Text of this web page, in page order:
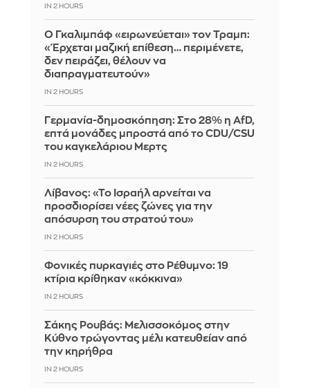
IN 2 HOURS
Ο Γκαλιμπάφ «ειρωνεύεται» τον Τραμπ:
«Έρχεται μαζική επίθεση… περιμένετε,
δεν πειράζει, θέλουν να
διαπραγματευτούν»
IN 2 HOURS
Γερμανία-δημοσκόπηση: Στο 28% η AfD,
επτά μονάδες μπροστά από το CDU/CSU
του καγκελάριου Μερτς
IN 2 HOURS
Λίβανος: «Το Ισραήλ αρνείται να
προσδιορίσει νέες ζώνες για την
απόσυρση του στρατού του»
IN 2 HOURS
Φονικές πυρκαγιές στο Ρέθυμνο: 19
κτίρια κρίθηκαν «κόκκινα»
IN 2 HOURS
Σάκης Ρουβάς: Μελισσοκόμος στην
Κύθνο τρώγοντας μέλι κατευθείαν από
την κηρήθρα
IN 2 HOURS